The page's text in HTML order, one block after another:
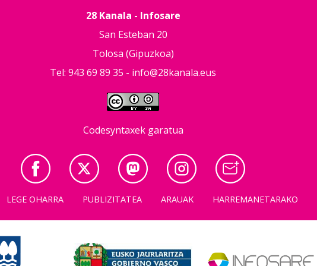
28 Kanala - Infosare
San Esteban 20
Tolosa (Gipuzkoa)
Tel: 943 69 89 35 - info@28kanala.eus
Codesyntaxek garatua
LEGE OHARRA PUBLIZITATEA ARAUAK HARREMANETARAKO